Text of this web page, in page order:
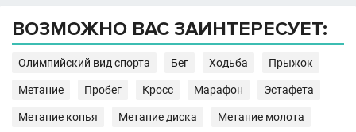
ВОЗМОЖНО ВАС ЗАИНТЕРЕСУЕТ:
Олимпийский вид спорта Бег Ходьба Прыжок
Метание Пробег Кросс Марафон Эстафета
Метание копья Метание диска Метание молота